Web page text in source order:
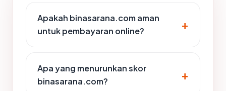
Apakah binasarana.com aman
untuk pembayaran online?
Apa yang menurunkan skor
binasarana.com?